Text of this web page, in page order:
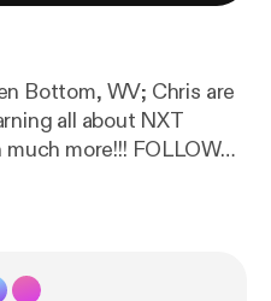
Bottom, WV; Chris are
all about NXT
FOLLOW
IS @IamWillwv